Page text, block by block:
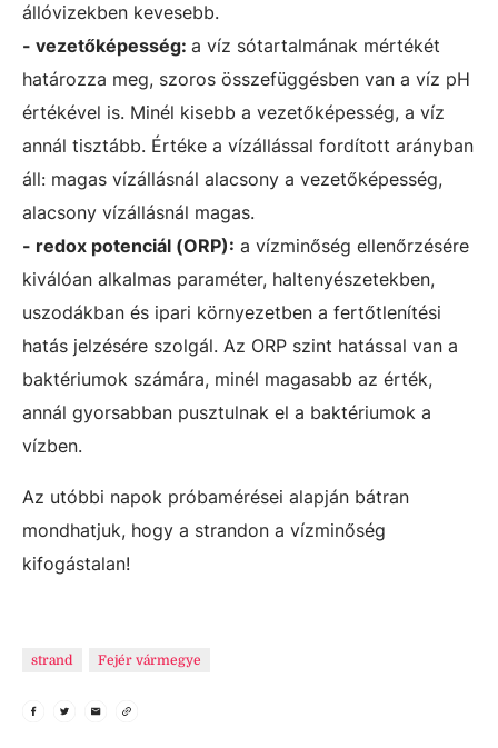
állóvizekben kevesebb.
- vezetőképesség: a víz sótartalmának mértékét
határozza meg, szoros összefüggésben van a víz pH
értékével is. Minél kisebb a vezetőképesség, a víz
annál tisztább. Értéke a vízállással fordított arányban
áll: magas vízállásnál alacsony a vezetőképesség,
alacsony vízállásnál magas.
- redox potenciál (ORP): a vízminőség ellenőrzésére
kiválóan alkalmas paraméter, haltenyészetekben,
uszodákban és ipari környezetben a fertőtlenítési
hatás jelzésére szolgál. Az ORP szint hatással van a
baktériumok számára, minél magasabb az érték,
annál gyorsabban pusztulnak el a baktériumok a
vízben.
Az utóbbi napok próbamérései alapján bátran
mondhatjuk, hogy a strandon a vízminőség
kifogástalan!
strand Fejér vármegye